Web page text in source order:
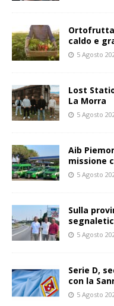
caldo e
5 Agosto
Lost
La Morra
5 Agosto
Aib
missione
5 Agosto
Sulla
5 Agosto
Serie D,
con la
5 Agosto